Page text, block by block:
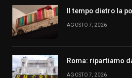
Il tempo dietro la
AGOSTO 7, 2026
Roma: ripartiamo
AGOSTO 7, 2026